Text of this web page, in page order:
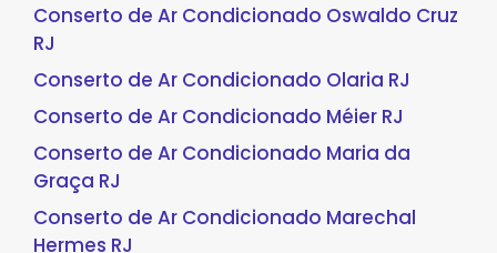
Conserto de Ar Condicionado Oswaldo Cruz
RJ
Conserto de Ar Condicionado Olaria RJ
Conserto de Ar Condicionado Méier RJ
Conserto de Ar Condicionado Maria da
Graça RJ
Conserto de Ar Condicionado Marechal
Hermes RJ